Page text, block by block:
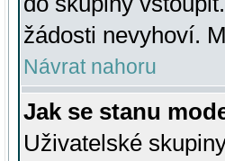
žádosti nevyhoví.
Návrat nahoru
Jak se stanu
Uživatelské